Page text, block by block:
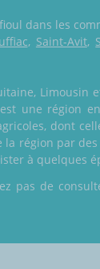
dans les
, Saint-Avit,
Limousin
une région
dont
région par
à quelques
pas de